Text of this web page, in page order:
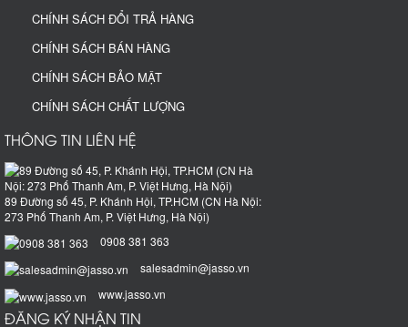
CHÍNH SÁCH ĐỔI TRẢ HÀNG
CHÍNH SÁCH BÁN HÀNG
CHÍNH SÁCH BẢO MẬT
CHÍNH SÁCH CHẤT LƯỢNG
THÔNG TIN LIÊN HỆ
89 Đường số 45, P. Khánh Hội, TP.HCM (CN Hà Nội:
273 Phố Thanh Am, P. Việt Hưng, Hà Nội)
0908 381 363
salesadmin@jasso.vn
www.jasso.vn
ĐĂNG KÝ NHẬN TIN